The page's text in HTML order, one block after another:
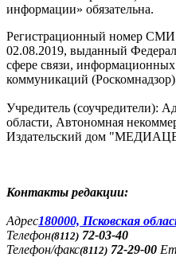
информации» обязательна.
Регистрационный номер
02.08.2019, выданный
сфере связи,
коммуникаций
Учредитель (соучредители):
области, Автономная
Издательский дом
Контакты редакции:
Адреc180000, Псковская
Телефон(8112) 72-03-40
Телефон/факс(8112) 72-29-00